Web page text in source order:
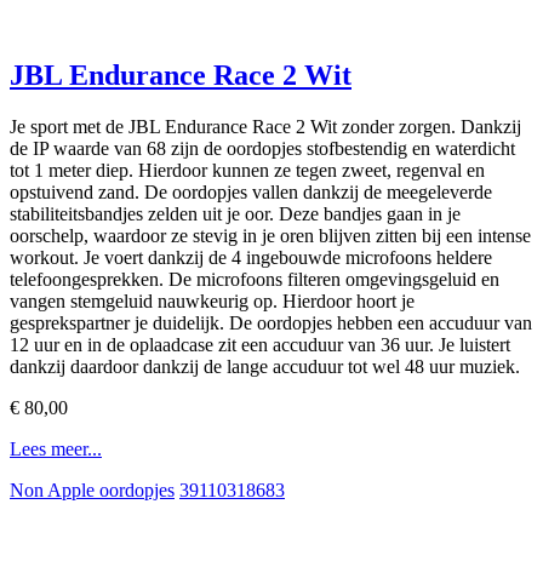
JBL Endurance Race 2 Wit
Je sport met de JBL Endurance Race 2 Wit zonder zorgen. Dankzij
de IP waarde van 68 zijn de oordopjes stofbestendig en waterdicht
tot 1 meter diep. Hierdoor kunnen ze tegen zweet, regenval en
opstuivend zand. De oordopjes vallen dankzij de meegeleverde
stabiliteitsbandjes zelden uit je oor. Deze bandjes gaan in je
oorschelp, waardoor ze stevig in je oren blijven zitten bij een intense
workout. Je voert dankzij de 4 ingebouwde microfoons heldere
telefoongesprekken. De microfoons filteren omgevingsgeluid en
vangen stemgeluid nauwkeurig op. Hierdoor hoort je
gesprekspartner je duidelijk. De oordopjes hebben een accuduur van
12 uur en in de oplaadcase zit een accuduur van 36 uur. Je luistert
dankzij daardoor dankzij de lange accuduur tot wel 48 uur muziek.
€ 80,00
Lees meer...
Non Apple oordopjes 39110318683